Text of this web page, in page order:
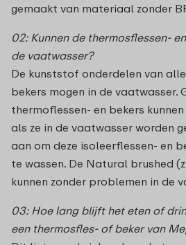
gemaakt van materiaal zonder
02: Kunnen de thermosflessen-
de vaatwasser?
De kunststof onderdelen van
bekers mogen in de vaatwasser.
thermoflessen- en bekers
als ze in de vaatwasser worden
aan om deze isoleerflessen- en
te wassen. De Natural brushed
kunnen zonder problemen in de
03: Hoe lang blijft het eten of
een thermosfles- of beker van